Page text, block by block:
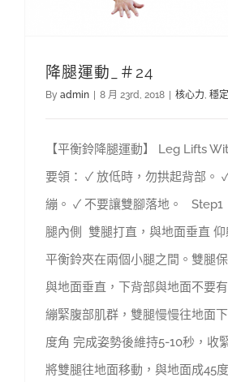
降腿運動_＃24
By admin | 8 月 23rd, 2018 | 核心力 穩
【平衡鈴降腿運動】 Leg Lifts
要領： ✓ 放低時，勿拱起背部。
繃。 ✓ 不要讓雙腳落地。 Step1
腿內側 雙腿打直，與地面垂直
平衡鈴夾在兩個小腿之間。雙腿
與地面垂直，下背部與地面不要
繃緊腹部肌群，雙腿慢慢往地面
度角 完成姿勢後維持5-10秒，收
將雙腿往地面移動，與地面成45